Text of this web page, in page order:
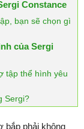
Constance
bạn sẽ chọn gì
của Sergi
tập thể hình yêu
Sergi?
bắp phải không